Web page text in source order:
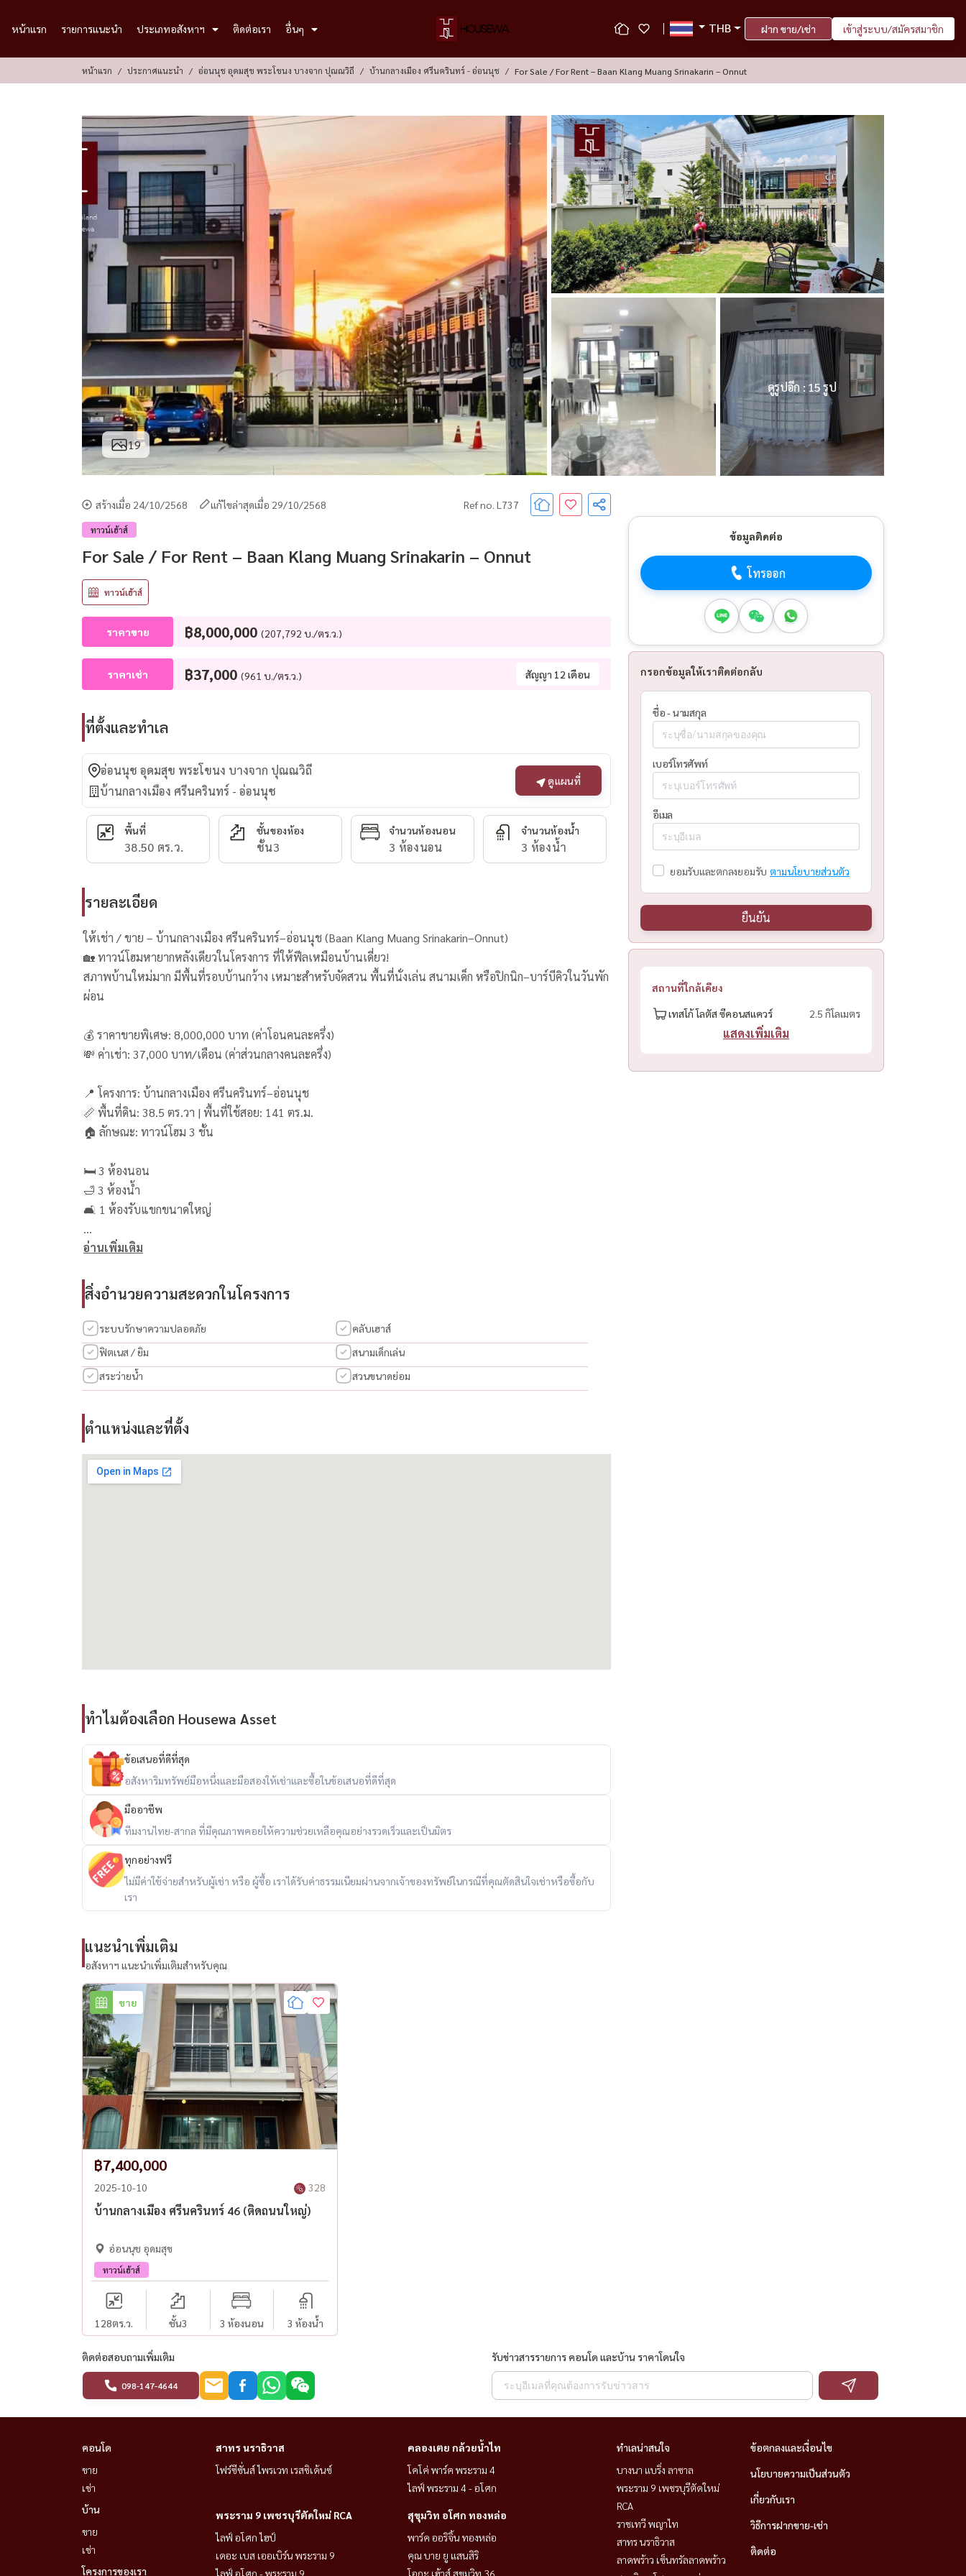
หน้าแรก รายการแนะนำ ประเภทอสังหาฯ ติดต่อเรา อื่นๆ THB ฝาก ขาย/เช่า เข้าสู่ระบบ/สมัครสมาชิก
หน้าแรก ประกาศแนะนำ อ่อนนุช อุดมสุข พระโขนง บางจาก ปุณณวิถี บ้านกลางเมือง ศรีนครินทร์ - อ่อนนุช For Sale / For Rent – Baan Klang Muang Srinakarin – Onnut
19
ดูรูปอีก : 15 รูป
สร้างเมื่อ 24/10/2568 แก้ไขล่าสุดเมื่อ 29/10/2568 Ref no. L737
ทาวน์เฮ้าส์
For Sale / For Rent – Baan Klang Muang Srinakarin – Onnut
ทาวน์เฮ้าส์
ราคาขาย ฿8,000,000 (207,792 บ./ตร.ว.)
ราคาเช่า ฿37,000 (961 บ./ตร.ว.) สัญญา 12 เดือน
ที่ตั้งและทำเล
อ่อนนุช อุดมสุข พระโขนง บางจาก ปุณณวิถี
บ้านกลางเมือง ศรีนครินทร์ - อ่อนนุช
ดูแผนที่
พื้นที่
38.50 ตร.ว.
ชั้นของห้อง
ชั้น3
จำนวนห้องนอน
3 ห้องนอน
จำนวนห้องน้ำ
3 ห้องน้ำ
รายละเอียด
ให้เช่า / ขาย – บ้านกลางเมือง ศรีนครินทร์–อ่อนนุช (Baan Klang Muang Srinakarin–Onnut)
🏡 ทาวน์โฮมหายากหลังเดียวในโครงการ ที่ให้ฟีลเหมือนบ้านเดี่ยว!
สภาพบ้านใหม่มาก มีพื้นที่รอบบ้านกว้าง เหมาะสำหรับจัดสวน พื้นที่นั่งเล่น สนามเด็ก หรือปิกนิก–บาร์บีคิวในวันพัก
ผ่อน
💰 ราคาขายพิเศษ: 8,000,000 บาท (ค่าโอนคนละครึ่ง)
💸 ค่าเช่า: 37,000 บาท/เดือน (ค่าส่วนกลางคนละครึ่ง)
📍 โครงการ: บ้านกลางเมือง ศรีนครินทร์–อ่อนนุช
📏 พื้นที่ดิน: 38.5 ตร.วา | พื้นที่ใช้สอย: 141 ตร.ม.
🏠 ลักษณะ: ทาวน์โฮม 3 ชั้น
🛏 3 ห้องนอน
🛁 3 ห้องน้ำ
🛋 1 ห้องรับแขกขนาดใหญ่
✨ เฟอร์นิเจอร์ครบทั้งในและนอกบ้าน
– ห้องรับแขก (ชั้นวางทีวี ทีวี และชุดโซฟา)
– แอร์ 4 เครื่อง (ทุกห้อง)
– เตียง + ตู้เสื้อผ้า + โต๊ะเครื่องแป้ง 3 ชุด
– เครื่องทำน้ำอุ่น 2 เครื่อง
– เครื่องซักผ้า
– กันสาดหลังบ้านและข้างบ้าน
– ปูพื้นทางเดินและหญ้าเทียมรอบบ้าน
🏡 สิ่งอำนวยความสะดวกภายในโครงการ
– สระว่ายน้ำระบบเกลือ
📍 สถานที่ใกล้เคียง
– Mini Big C / Tesco Express หน้าหมู่บ้าน (200 ม.)
– ตลาดเอี่ยมสมบัติ – 1.9 กม.
– Seacon Square – 3.8 กม.
– รร.เตรียมอุดมพัฒนาการ – 3.9 กม.
– ตลาดรถไฟศรีนครินทร์ – 4.8 กม.
– Paradise Park – 5 กม.
– สวนหลวง ร.9 – 5.5 กม.
– Lotus พัฒนาการ – 6.1 กม.
– Big C Extra อ่อนนุช – 6.6 กม.
– รพ.วิภาราม – 8 กม.
------------------------------------------
สนใจนัดชม / For private viewing / 预约看房
Call / WhatsApp:
+66 (0)98-147-4644
LINE: @housewa
Email:Namthip@housewathailand.com
Website: www.housewathailand.com
Facebook: Housewa Asset
#HousewaThailand #HousewaAsset #TownhomeForRent #TownhomeForSale #BaanKlangMuang
#SrinakarinOnnut #BangnaProperty #LuxuryTownhome #BangkokProperty #ReadyToMoveIn
#RealEstateThailand
อ่านเพิ่มเติม
สิ่งอำนวยความสะดวกในโครงการ
ระบบรักษาความปลอดภัย
คลับเฮาส์
ฟิตเนส / ยิม
สนามเด็กเล่น
สระว่ายน้ำ
สวนขนาดย่อม
ตำแหน่งและที่ตั้ง
ทำไมต้องเลือก Housewa Asset
ข้อเสนอที่ดีที่สุด
อสังหาริมทรัพย์มือหนึ่งและมือสองให้เช่าและซื้อในข้อเสนอที่ดีที่สุด
มืออาชีพ
ทีมงานไทย-สากล ที่มีคุณภาพคอยให้ความช่วยเหลือคุณอย่างรวดเร็วและเป็นมิตร
ทุกอย่างฟรี
ไม่มีค่าใช้จ่ายสำหรับผู้เช่า หรือ ผู้ซื้อ เราได้รับค่าธรรมเนียมผ่านจากเจ้าของทรัพย์ในกรณีที่คุณตัดสินใจเช่าหรือซื้อกับ
เรา
ข้อมูลติดต่อ
โทรออก
กรอกข้อมูลให้เราติดต่อกลับ
ชื่อ - นามสกุล
เบอร์โทรศัพท์
อีเมล
ยอมรับและตกลงยอมรับ ตามนโยบายส่วนตัว
ยืนยัน
สถานที่ใกล้เคียง
เทสโก้ โลตัส ซีคอนสแควร์
2.5 กิโลเมตร
แสดงเพิ่มเติม
แนะนำเพิ่มเติม
อสังหาฯ แนะนำเพิ่มเติมสำหรับคุณ
ขาย
฿7,400,000
2025-10-10 328
บ้านกลางเมือง ศรีนครินทร์ 46 (ติดถนนใหญ่)
อ่อนนุช อุดมสุข
ทาวน์เฮ้าส์
128ตร.ว. ชั้น3 3 ห้องนอน 3 ห้องน้ำ
ติดต่อสอบถามเพิ่มเติม
098-147-4644
รับข่าวสารรายการ คอนโด และบ้าน ราคาโดนใจ
คอนโด
ขาย
เช่า
บ้าน
ขาย
เช่า
โครงการของเรา
สาทร นราธิวาส
โฟร์ซีซั่นส์ ไพรเวท เรสซิเด้นซ์
คลองเตย กล้วยน้ำไท
โคโค่ พาร์ค พระราม 4
ไลฟ์ พระราม 4 - อโศก
พระราม 9 เพชรบุรีตัดใหม่ RCA
ไลฟ์ อโศก ไฮป์
เดอะ เบส เออเบิร์น พระราม 9
ไลฟ์ อโศก - พระราม 9
สุขุมวิท อโศก ทองหล่อ
พาร์ค ออริจิ้น ทองหล่อ
คุณ บาย ยู แสนสิริ
โอกะ เฮ้าส์ สุขุมวิท 36
ทำเลน่าสนใจ
บางนา แบริ่ง ลาซาล
พระราม 9 เพชรบุรีตัดใหม่
RCA
ราชเทวี พญาไท
สาทร นราธิวาส
ลาดพร้าว เซ็นทรัลลาดพร้าว
ข้อตกลงและเงื่อนไข
นโยบายความเป็นส่วนตัว
เกี่ยวกับเรา
วิธีการฝากขาย-เช่า
ติดต่อ